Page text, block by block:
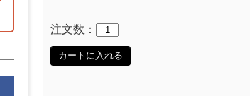
注文数：
カートに入れる